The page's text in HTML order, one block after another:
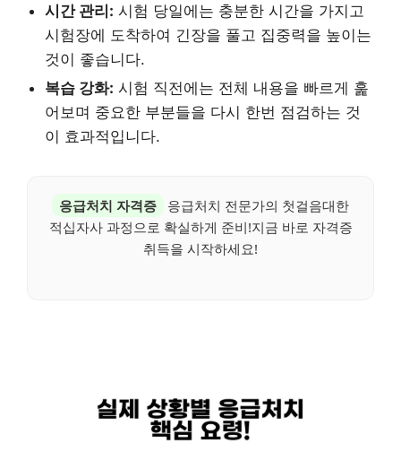
시간 관리: 시험 당일에는 충분한 시간을 가지고
시험장에 도착하여 긴장을 풀고 집중력을 높이는
것이 좋습니다.
복습 강화: 시험 직전에는 전체 내용을 빠르게 훑
어보며 중요한 부분들을 다시 한번 점검하는 것
이 효과적입니다.
응급처치 자격증
응급처치 전문가의 첫걸음대한
적십자사 과정으로 확실하게 준비!지금 바로 자격증
취득을 시작하세요!